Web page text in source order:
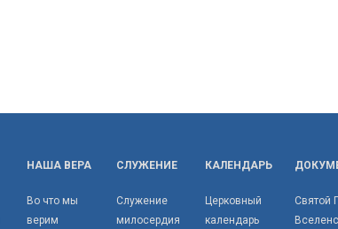
НАША ВЕРА
Во что мы
верим
СЛУЖЕНИЕ
Служение
милосердия
КАЛЕНДАРЬ
Церковный
календарь
Святой